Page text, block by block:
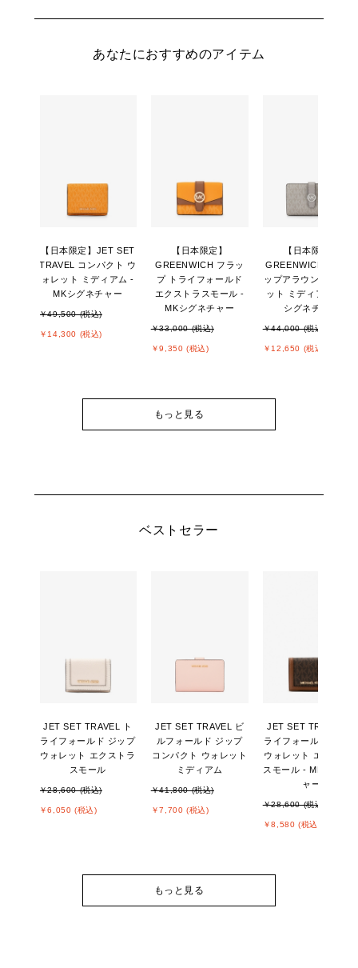
あなたにおすすめのアイテム
【日本限定】JET SET
TRAVEL コンパクト ウ
ォレット ミディアム -
MKシグネチャー
￥49,500 (税込)
￥14,300 (税込)
【日本限定】
GREENWICH フラッ
プ トライフォールド
エクストラスモール -
MKシグネチャー
￥33,000 (税込)
￥9,350 (税込)
【日本限定】
GREENWICH タブ ジ
ップアラウンド ウォ
ット ミディアム - MK
シグネチャー
￥44,000 (税込)
￥12,650 (税込)
もっと見る
ベストセラー
JET SET TRAVEL ト
ライフォールド ジップ
ウォレット エクストラ
スモール
￥28,600 (税込)
￥6,050 (税込)
JET SET TRAVEL ビ
ルフォールド ジップ
コンパクト ウォレット
ミディアム
￥41,800 (税込)
￥7,700 (税込)
JET SET TRAVEL ト
ライフォールド ジッ
ウォレット エクスト
スモール - MKシグネ
ャー
￥28,600 (税込)
￥8,580 (税込)
もっと見る